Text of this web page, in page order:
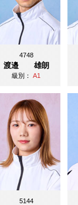
4748
渡邉 雄朗
級別：A1
5144